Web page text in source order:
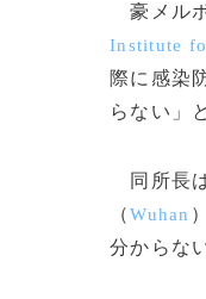
豪メル
Institute
際に感染
らない」
同所長
（Wuhan
分からな